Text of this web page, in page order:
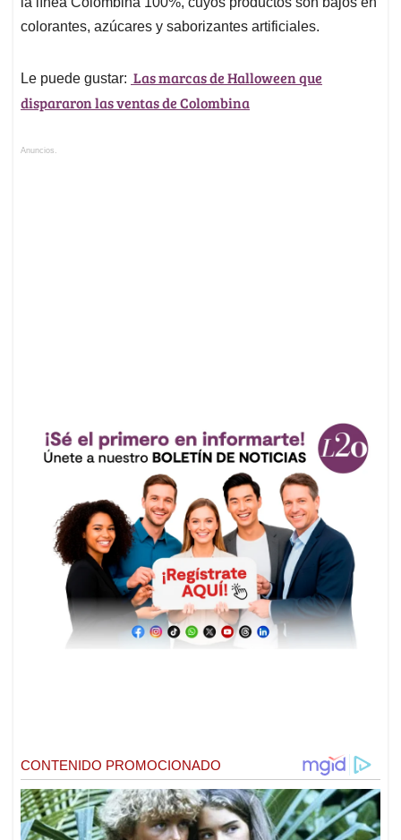
colorantes, azúcares y saborizantes artificiales.
Le puede gustar: Las marcas de Halloween que
dispararon las ventas de Colombina
Anuncios.